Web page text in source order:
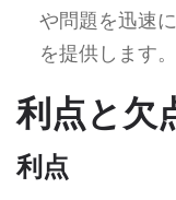
や問題を迅速
を提供します。
利点と欠
利点